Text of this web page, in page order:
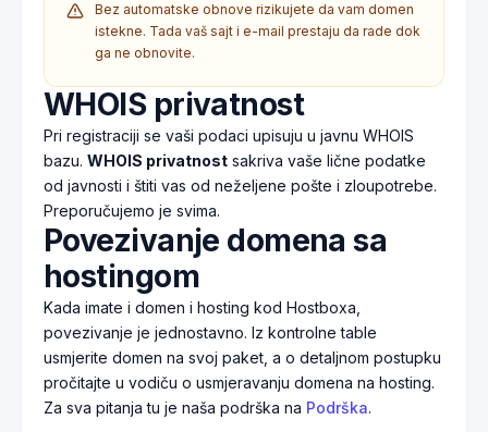
Bez automatske obnove rizikujete da vam domen
istekne. Tada vaš sajt i e-mail prestaju da rade dok
ga ne obnovite.
WHOIS privatnost
Pri registraciji se vaši podaci upisuju u javnu WHOIS
bazu. WHOIS privatnost sakriva vaše lične podatke
od javnosti i štiti vas od neželjene pošte i zloupotrebe.
Preporučujemo je svima.
Povezivanje domena sa
hostingom
Kada imate i domen i hosting kod Hostboxa,
povezivanje je jednostavno. Iz kontrolne table
usmjerite domen na svoj paket, a o detaljnom postupku
pročitajte u vodiču o usmjeravanju domena na hosting.
Za sva pitanja tu je naša podrška na Podrška.